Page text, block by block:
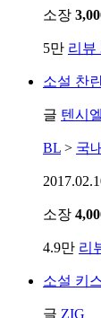
소장
5만 리뷰
소설 찬
글 텐시엘
BL > 국
소장
4.9만 리
소설 키
글 ZIG